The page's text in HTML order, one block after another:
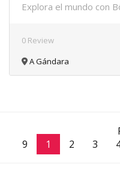
Explora el mundo con
0 Review
A Gándara
9
1 2 3